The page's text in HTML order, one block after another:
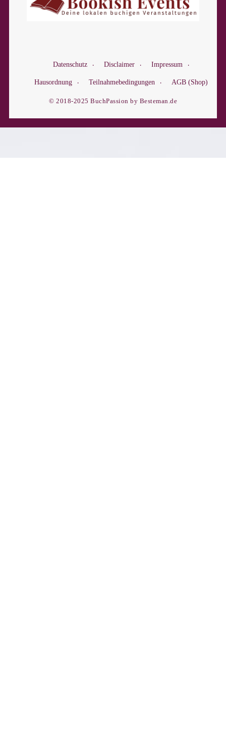
Datenschutz Disclaimer Impressum
Hausordnung Teilnahmebedingungen AGB (Shop)
© 2018-2025 BuchPassion by Besteman.de